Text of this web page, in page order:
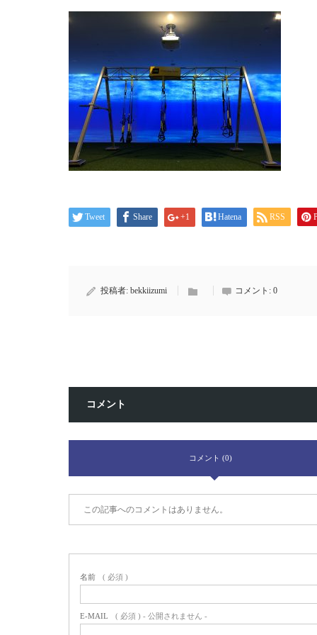
Tweet Share +1 Hatena RSS
投稿者: bekkiizumi コメント: 0
コメント
コメント (0)
この記事へのコメントはありません。
名前 ( 必須 )
E-MAIL ( 必須 ) - 公開されません -